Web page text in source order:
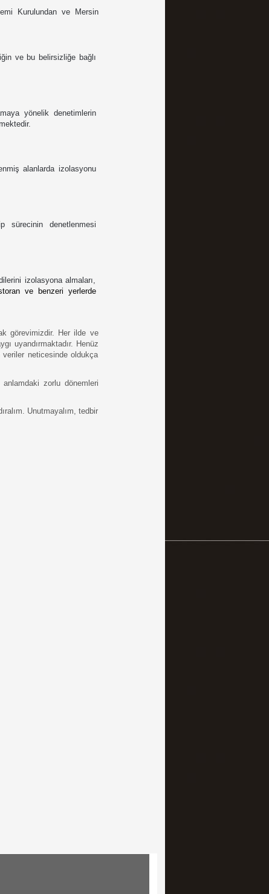
Kurulundan ve Mersin
ve bu belirsizliğe bağlı
yönelik denetimlerin
alanlarda izolasyonu
sürecinin denetlenmesi
izolasyona almaları,
ve benzeri yerlerde
görevimizdir. Her ilde ve
uyandırmaktadır. Henüz
veriler neticesinde oldukça
zorlu dönemleri
Unutmayalım, tedbir